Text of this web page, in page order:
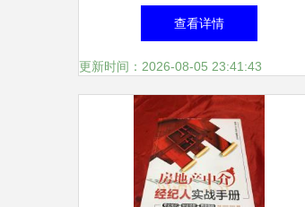
质厂房出租信息——A to Z公
司房地产经纪独家推荐
查看详情
更新时间：2026-08-05 23:41:43